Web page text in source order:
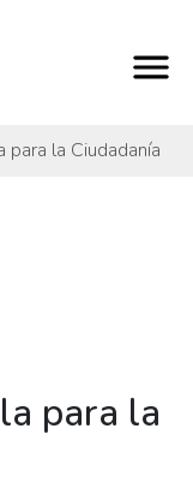
para la Ciudadanía
para la